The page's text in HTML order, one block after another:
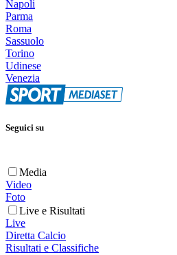
Napoli
Parma
Roma
Sassuolo
Torino
Udinese
Venezia
Seguici su
Media
Video
Foto
Live e Risultati
Live
Diretta Calcio
Risultati e Classifiche